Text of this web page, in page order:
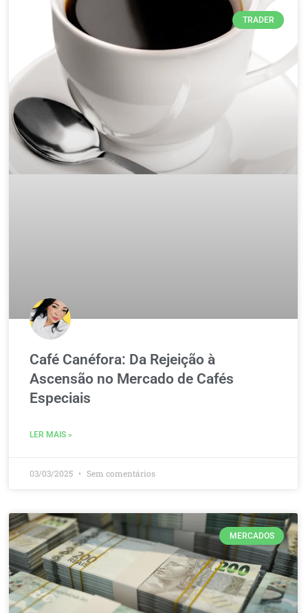
TRADER
Café Canéfora: Da Rejeição à
Ascensão no Mercado de Cafés
Especiais
LER MAIS »
03/03/2025 Sem comentários
MERCADOS